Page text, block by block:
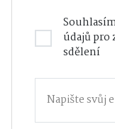
údajůpro
sdělení